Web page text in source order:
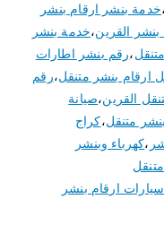
،خدمة بنشر ارقام بنشر
القرين،خدمة بنشر
،رقم بنشر اطارات
ارقام بنشر متنقل،رقم
القرين،صيانة
متنقل،كراج
،كهرباء وبنشر
ارقام بنشر